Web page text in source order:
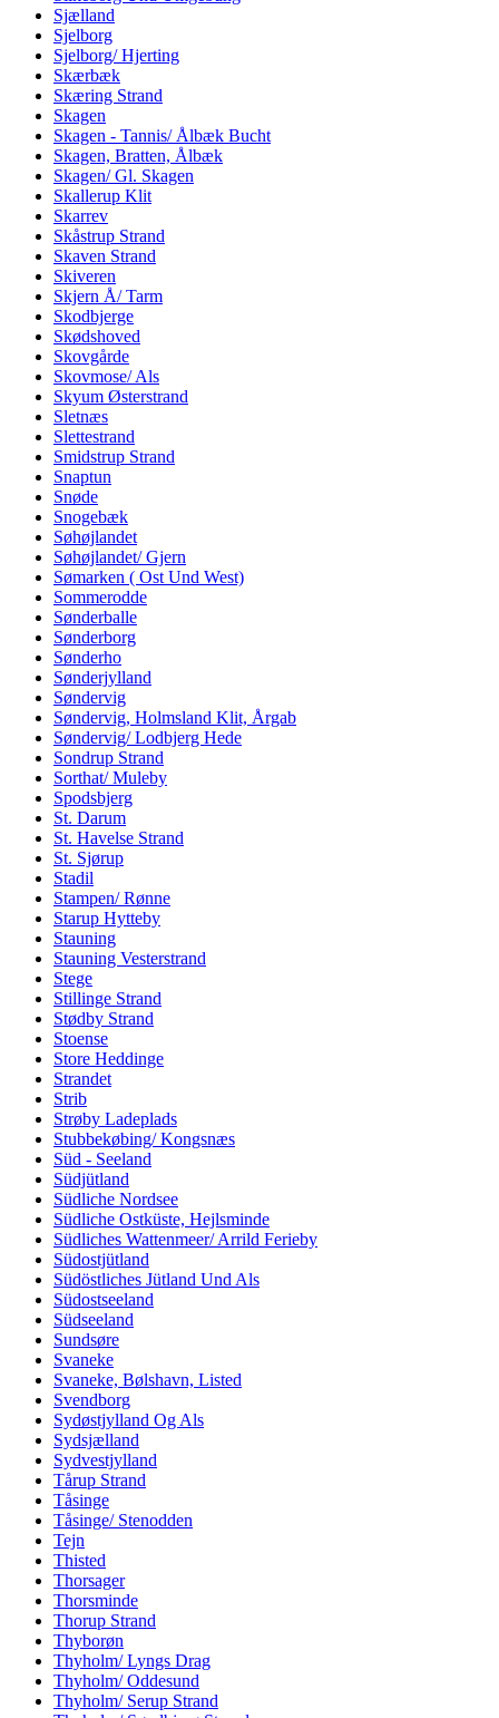
Sjælland
Sjelborg
Sjelborg/ Hjerting
Skærbæk
Skæring Strand
Skagen
Skagen - Tannis/ Ålbæk Bucht
Skagen, Bratten, Ålbæk
Skagen/ Gl. Skagen
Skallerup Klit
Skarrev
Skåstrup Strand
Skaven Strand
Skiveren
Skjern Å/ Tarm
Skodbjerge
Skødshoved
Skovgårde
Skovmose/ Als
Skyum Østerstrand
Sletnæs
Slettestrand
Smidstrup Strand
Snaptun
Snøde
Snogebæk
Søhøjlandet
Søhøjlandet/ Gjern
Sømarken ( Ost Und West)
Sommerodde
Sønderballe
Sønderborg
Sønderho
Sønderjylland
Søndervig
Søndervig, Holmsland Klit, Årgab
Søndervig/ Lodbjerg Hede
Sondrup Strand
Sorthat/ Muleby
Spodsbjerg
St. Darum
St. Havelse Strand
St. Sjørup
Stadil
Stampen/ Rønne
Starup Hytteby
Stauning
Stauning Vesterstrand
Stege
Stillinge Strand
Stødby Strand
Stoense
Store Heddinge
Strandet
Strib
Strøby Ladeplads
Stubbekøbing/ Kongsnæs
Süd - Seeland
Südjütland
Südliche Nordsee
Südliche Ostküste, Hejlsminde
Südliches Wattenmeer/ Arrild Ferieby
Südostjütland
Südöstliches Jütland Und Als
Südostseeland
Südseeland
Sundsøre
Svaneke
Svaneke, Bølshavn, Listed
Svendborg
Sydøstjylland Og Als
Sydsjælland
Sydvestjylland
Tårup Strand
Tåsinge
Tåsinge/ Stenodden
Tejn
Thisted
Thorsager
Thorsminde
Thorup Strand
Thyborøn
Thyholm/ Lyngs Drag
Thyholm/ Oddesund
Thyholm/ Serup Strand